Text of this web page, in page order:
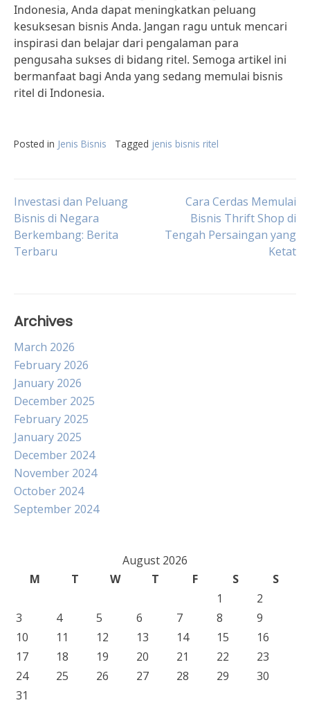
Indonesia, Anda dapat meningkatkan peluang
kesuksesan bisnis Anda. Jangan ragu untuk mencari
inspirasi dan belajar dari pengalaman para
pengusaha sukses di bidang ritel. Semoga artikel ini
bermanfaat bagi Anda yang sedang memulai bisnis
ritel di Indonesia.
Posted in Jenis Bisnis Tagged jenis bisnis ritel
Post
navigation
Investasi dan Peluang
Bisnis di Negara
Berkembang: Berita
Terbaru
Cara Cerdas Memulai
Bisnis Thrift Shop di
Tengah Persaingan yang
Ketat
Archives
March 2026
February 2026
January 2026
December 2025
February 2025
January 2025
December 2024
November 2024
October 2024
September 2024
August 2026
M
T W T F S
S
1
2
3
4 5 6 7 8
9
10
11 12 13 14 15
16
17
18 19 20 21 22
23
24
25 26 27 28 29
30
31